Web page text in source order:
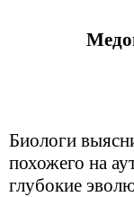
Биологи
похожего на
глубокие